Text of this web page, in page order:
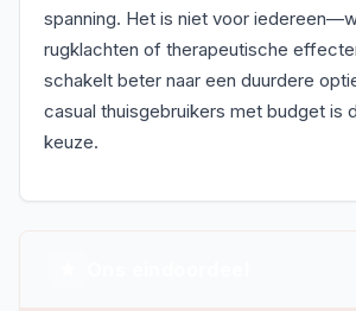
spanning. Het is niet voor
rugklachten of therapeutische
schakelt beter naar een duurdere
casual thuisgebruikers met budget is
keuze.